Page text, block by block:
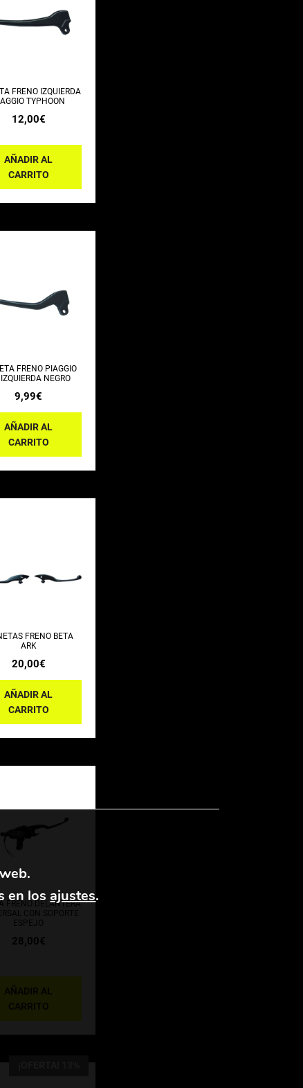
FRENO IZQUIERDA
TYPHOON
12,00€
AÑADIR AL
CARRITO
FRENO PIAGGIO
NEGRO
9,99€
AÑADIR AL
CARRITO
FRENO BETA
ARK
20,00€
AÑADIR AL
CARRITO
FRENO DELANTERA
CON SOPORTE
ESPEJO
28,00€
en los ajustes.